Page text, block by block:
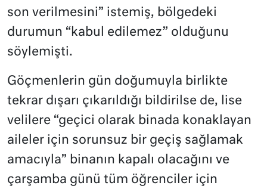
son verilmesini” istemiş, bölgedeki
durumun “kabul edilemez” olduğunu
söylemişti.
Göçmenlerin gün doğumuyla birlikte
tekrar dışarı çıkarıldığı bildirilse de, lise
velilere “geçici olarak binada konaklayan
aileler için sorunsuz bir geçiş sağlamak
amacıyla” binanın kapalı olacağını ve
çarşamba günü tüm öğrenciler için